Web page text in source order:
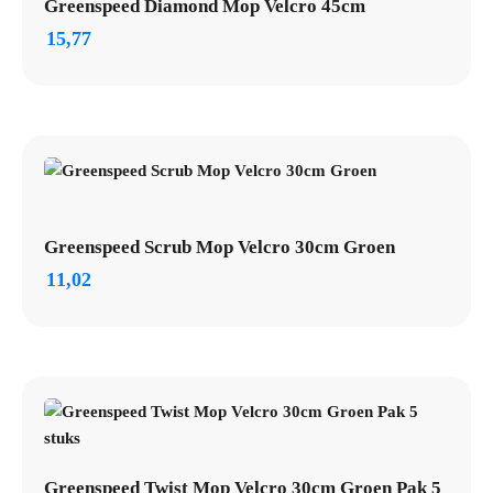
Greenspeed Diamond Mop Velcro 45cm
15,77
Greenspeed Scrub Mop Velcro 30cm Groen
11,02
Greenspeed Twist Mop Velcro 30cm Groen Pak 5